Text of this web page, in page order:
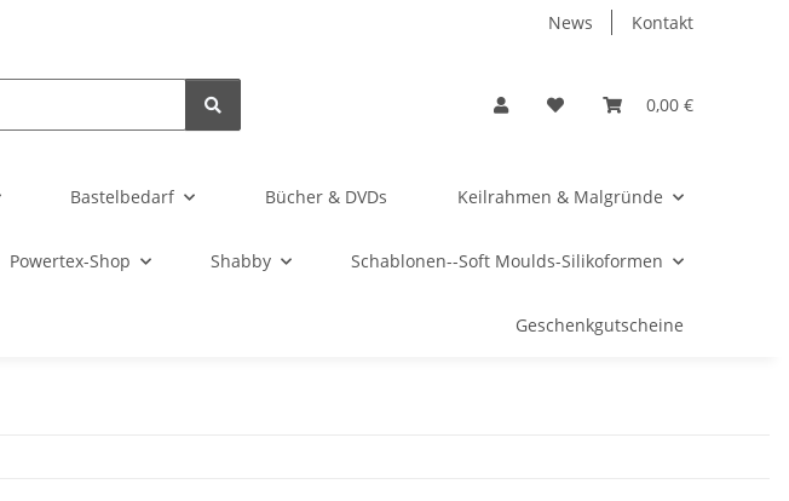
News Kontakt
0,00 €
Bastelbedarf Bücher & DVDs Keilrahmen & Malgründe
Powertex-Shop Shabby Schablonen--Soft Moulds-Silikoformen
Geschenkgutscheine